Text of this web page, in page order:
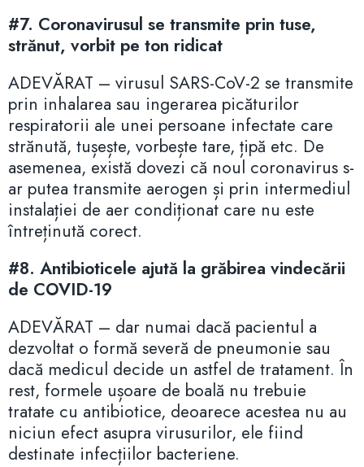
#7. Coronavirusul se transmite prin tuse,
strănut, vorbit pe ton ridicat
ADEVĂRAT – virusul SARS-CoV-2 se transmite
prin inhalarea sau ingerarea picăturilor
respiratorii ale unei persoane infectate care
strănută, tușește, vorbește tare, țipă etc. De
asemenea, există dovezi că noul coronavirus s-
ar putea transmite aerogen și prin intermediul
instalației de aer condiționat care nu este
întreținută corect.
#8. Antibioticele ajută la grăbirea vindecării
de COVID-19
ADEVĂRAT – dar numai dacă pacientul a
dezvoltat o formă severă de pneumonie sau
dacă medicul decide un astfel de tratament. În
rest, formele ușoare de boală nu trebuie
tratate cu antibiotice, deoarece acestea nu au
niciun efect asupra virusurilor, ele fiind
destinate infecțiilor bacteriene.